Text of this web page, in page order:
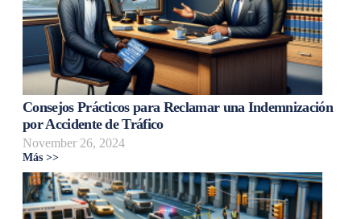
Consejos Prácticos para Reclamar una Indemnización
por Accidente de Tráfico
November 26, 2024
Más >>